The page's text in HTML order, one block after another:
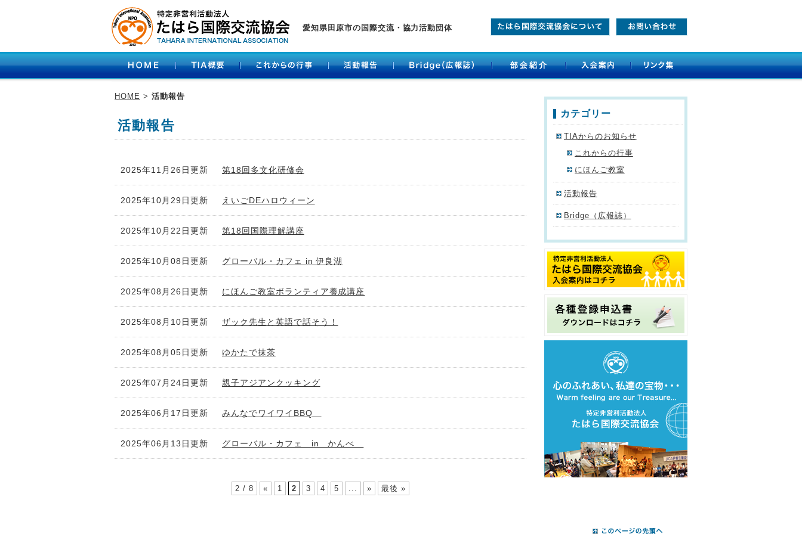
愛知県田原市の国際交流・協力活動団体
HOME > 活動報告
活動報告
2025年11月26日更新 第18回多文化研修会
2025年10月29日更新 えいごDEハロウィーン
2025年10月22日更新 第18回国際理解講座
2025年10月08日更新 グローバル・カフェ in 伊良湖
2025年08月26日更新 にほんご教室ボランティア養成講座
2025年08月10日更新 ザック先生と英語で話そう！
2025年08月05日更新 ゆかたで抹茶
2025年07月24日更新 親子アジアンクッキング
2025年06月17日更新 みんなでワイワイBBQ
2025年06月13日更新 グローバル・カフェ in かんべ
2 / 8 « 1 2 3 4 5 ... » 最後 »
カテゴリー
TIAからのお知らせ
これからの行事
にほんご教室
活動報告
Bridge（広報誌）